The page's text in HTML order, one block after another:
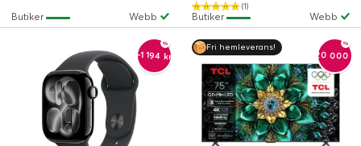
Webb
Butiker
(1)
Webb
Butiker
-1 194 kr
Fri hemleverans!
-20 000 kr